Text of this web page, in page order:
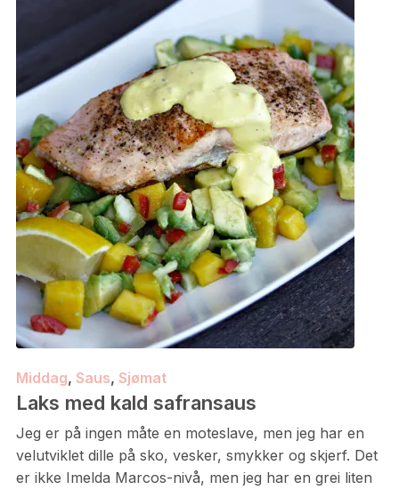
Middag, Saus, Sjømat
Laks med kald safransaus
Jeg er på ingen måte en moteslave, men jeg har en
velutviklet dille på sko, vesker, smykker og skjerf. Det
er ikke Imelda Marcos-nivå, men jeg har en grei liten